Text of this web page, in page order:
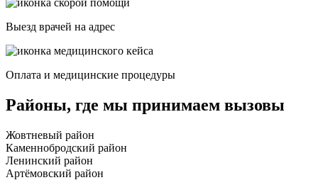
Выезд врачей на адрес
Оплата и медицинские процедуры
Районы, где мы принимаем вызовы
Жовтневый район
Каменнобродский район
Ленинский район
Артёмовский район